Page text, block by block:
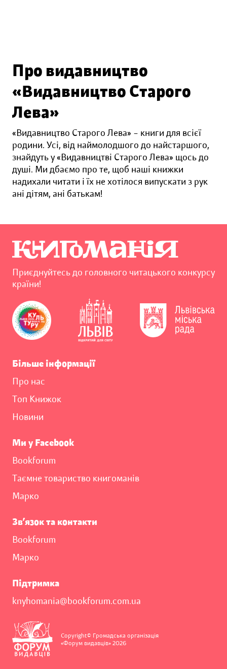
Про видавництво
«Видавництво Старого
Лева»
«Видавництво Старого Лева» – книги для всієї
родини. Усі, від наймолодшого до найстаршого,
знайдуть у «Видавництві Старого Лева» щось до
душі. Ми дбаємо про те, щоб наші книжки
надихали читати і їх не хотілося випускати з рук
ані дітям, ані батькам!
Приєднуйтесь до головного читацького конкурсу
країни!
Більше інформації
Про нас
Топ Книжок
Новини
Ми у Facebook
Bookforum
Таємне товариство книгоманів
Марко
Зв’язок та контакти
Bookforum
Марко
Підтримка
knyhomania@bookforum.com.ua
Copyright© Громадська організація
«Форум видавців» 2026